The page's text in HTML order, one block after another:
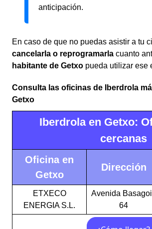
anticipación.
En caso de que no puedas asistir a tu
cancelarla o reprogramarla cuanto
habitante de Getxo pueda utilizar ese
Consulta las oficinas de Iberdrola
Getxo
Iberdrola en Getxo:
cercanas
Oficina en
Getxo
Dirección
ETXECO
ENERGIA S.L.
Avenida
64